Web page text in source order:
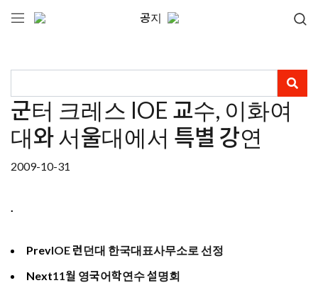
공지
군터 크레스 IOE 교수, 이화여
대와 서울대에서 특별 강연
2009-10-31
.
PrevIOE 런던대 한국대표사무소로 선정
Next11월 영국어학연수 설명회